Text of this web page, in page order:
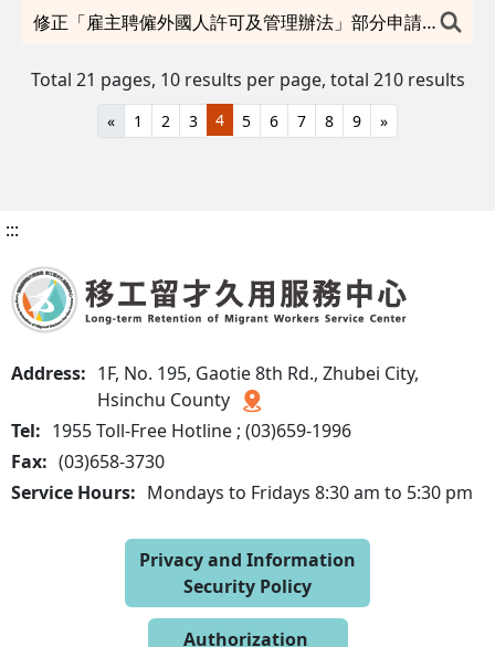
修正「雇主聘僱外國人許可及管理辦法」部分申請書表，並自中華 民國一百十五年一月一日生效。
Total 21 pages, 10 results per page, total 210 results
« 1 2 3 4 5 6 7 8 9 »
:::
Address: 1F, No. 195, Gaotie 8th Rd., Zhubei City,
Hsinchu County
Tel: 1955 Toll-Free Hotline ; (03)659-1996
Fax: (03)658-3730
Service Hours: Mondays to Fridays 8:30 am to 5:30 pm
Privacy and Information
Security Policy
Authorization